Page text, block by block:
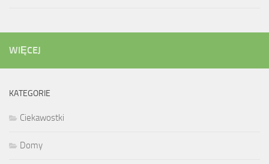
WIĘCEJ
KATEGORIE
Ciekawostki
Domy